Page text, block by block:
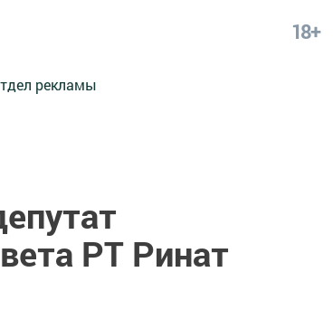
18+
рекламы
РТ Ринат